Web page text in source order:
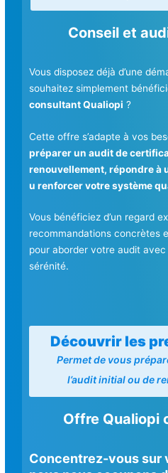
Conseil et
Vous disposez déjà d’une
souhaitez simplement
consultant Qualiopi ?
Cette offre s’adapte à vos
préparer un audit de
renouvellement, répondre à
u renforcer votre système
Vous bénéficiez d’un regard
recommandations concrètes
pour aborder votre audit
sérénité.
Découvrir les
Permet de vous
l’audit initial ou de
Offre Qualiopi
Concentrez-vous sur